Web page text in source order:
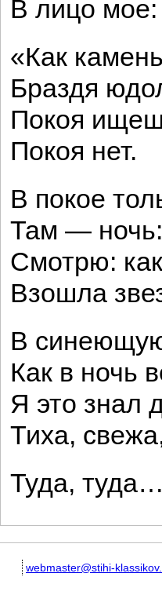
В лицо мое:
«Как
Браздя
Покоя
Покоя нет.
В покое
Там —
Смотрю:
Взошла
В
Как в ночь
Я это знал
Тиха,
Туда, туда…
webmaster@stihi-